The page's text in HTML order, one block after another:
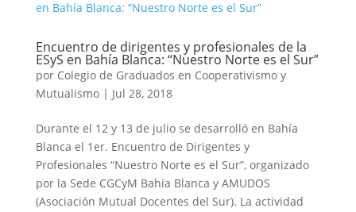
Encuentro de dirigentes y profesionales de la
ESyS en Bahía Blanca: “Nuestro Norte es el Sur”
por Colegio de Graduados en Cooperativismo y
Mutualismo| Jul 28, 2018
Durante el 12 y 13 de julio se desarrolló en Bahía
Blanca el 1er. Encuentro de Dirigentes y
Profesionales “Nuestro Norte es el Sur”, organizado
por la Sede CGCyM Bahía Blanca y AMUDOS
(Asociación Mutual Docentes del Sur). La actividad